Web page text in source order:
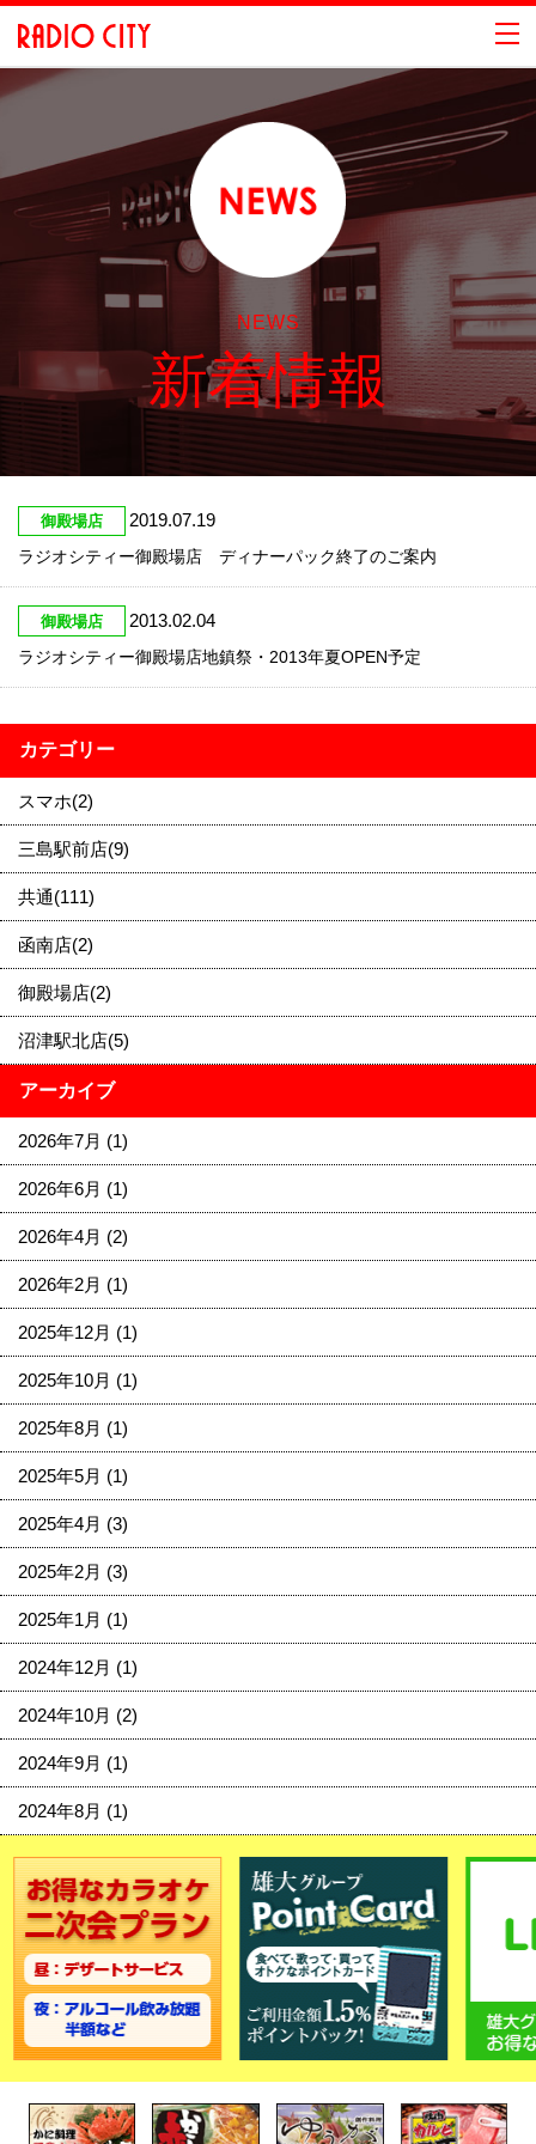
NEWS
新着情報
御殿場店 2019.07.19
ラジオシティー御殿場店 ディナーパック終了のご案内
御殿場店 2013.02.04
ラジオシティー御殿場店地鎮祭・2013年夏OPEN予定
カテゴリー
スマホ(2)
三島駅前店(9)
共通(111)
函南店(2)
御殿場店(2)
沼津駅北店(5)
アーカイブ
2026年7月 (1)
2026年6月 (1)
2026年4月 (2)
2026年2月 (1)
2025年12月 (1)
2025年10月 (1)
2025年8月 (1)
2025年5月 (1)
2025年4月 (3)
2025年2月 (3)
2025年1月 (1)
2024年12月 (1)
2024年10月 (2)
2024年9月 (1)
2024年8月 (1)